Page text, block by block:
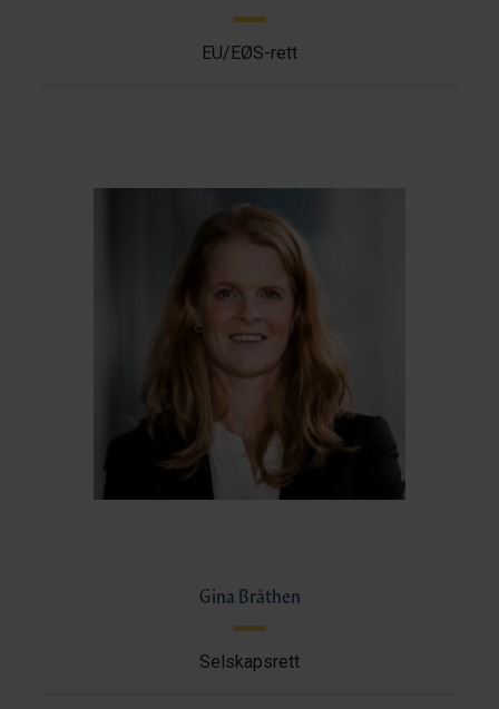
EU/EØS-rett
Gina Bråthen
Selskapsrett